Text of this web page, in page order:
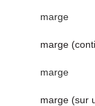
marge
marge
marge
marge (sur